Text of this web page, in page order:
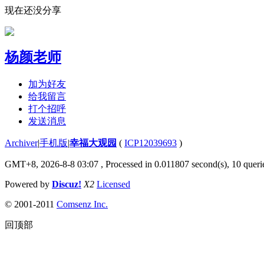
现在还没分享
杨颜老师
加为好友
给我留言
打个招呼
发送消息
Archiver|手机版|幸福大观园 ( ICP12039693 )
GMT+8, 2026-8-8 03:07 , Processed in 0.011807 second(s), 10
Powered by Discuz! X2 Licensed
© 2001-2011 Comsenz Inc.
回顶部